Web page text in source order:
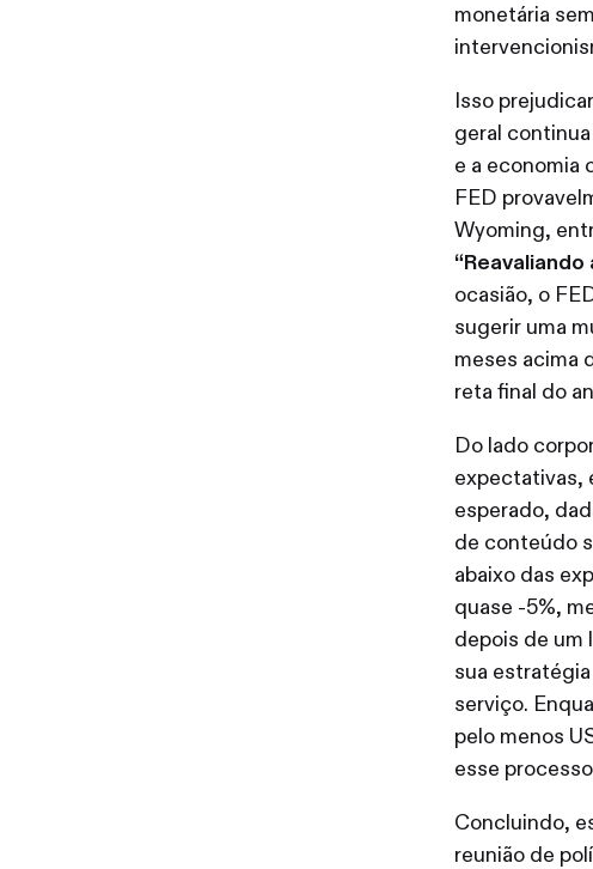
monetária
Isso
geral
e a economia
FED
Wyoming,
ocasião, o
sugerir uma
meses acima
reta final do
Do lado
expectativas,
esperado,
de conteúdo
abaixo das
quase -5%,
depois de um
sua
serviço.
pelo menos
esse
Concluindo,
reunião de